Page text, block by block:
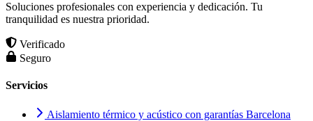
Soluciones profesionales con experiencia y dedicación. Tu
tranquilidad es nuestra prioridad.
Verificado
Seguro
Servicios
Aislamiento térmico y acústico con garantías Barcelona